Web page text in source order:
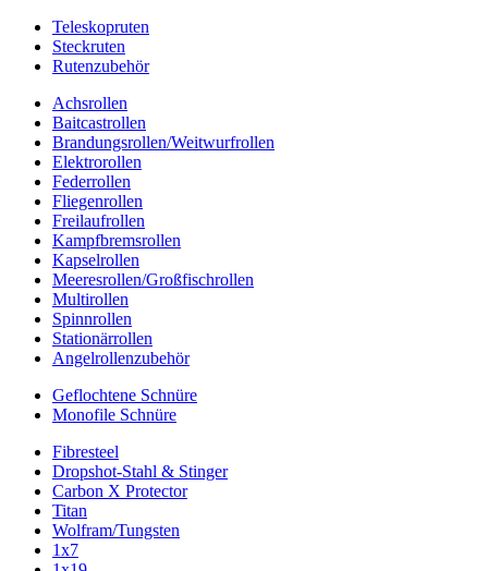
Teleskopruten
Steckruten
Rutenzubehör
Achsrollen
Baitcastrollen
Brandungsrollen/Weitwurfrollen
Elektrorollen
Federrollen
Fliegenrollen
Freilaufrollen
Kampfbremsrollen
Kapselrollen
Meeresrollen/Großfischrollen
Multirollen
Spinnrollen
Stationärrollen
Angelrollenzubehör
Geflochtene Schnüre
Monofile Schnüre
Fibresteel
Dropshot-Stahl & Stinger
Carbon X Protector
Titan
Wolfram/Tungsten
1x7